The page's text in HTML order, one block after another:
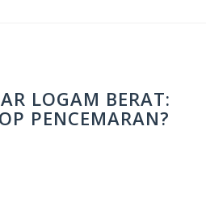
LOGAM BERAT:
PENCEMARAN?